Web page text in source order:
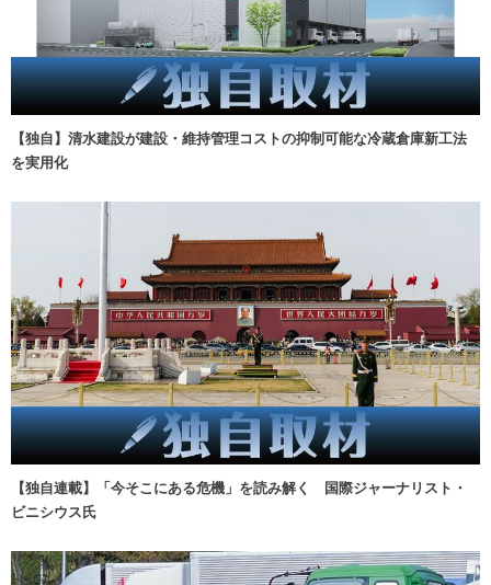
【独自】清水建設が建設・維持管理コストの抑制可能な冷蔵倉庫新工法
を実用化
【独自連載】「今そこにある危機」を読み解く 国際ジャーナリスト・
ビニシウス氏